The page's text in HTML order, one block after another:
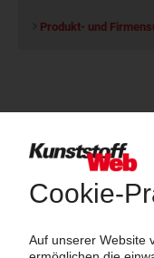
Produkt- und
Über das